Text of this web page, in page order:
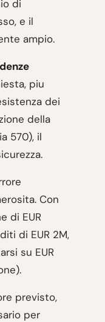
di
e il
ampio.
piu
dei
della
570), il
Con
di EUR
di EUR 2M,
su EUR
previsto,
per